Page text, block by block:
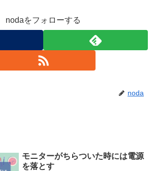
nodaをフォローする
noda
モニターがちらついた時には電源
を落とす